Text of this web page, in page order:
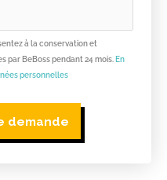
à la conservation et
par BeBoss pendant 24 mois. En
personnelles